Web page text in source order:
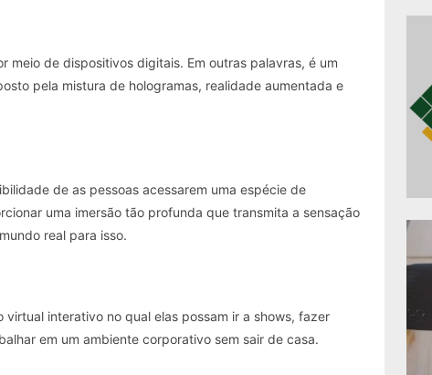
meio de dispositivos digitais. Em outras palavras, é um
pela mistura de hologramas, realidade aumentada e
de as pessoas acessarem uma espécie de
uma imersão tão profunda que transmita a sensação
real para isso.
interativo no qual elas possam ir a shows, fazer
em um ambiente corporativo sem sair de casa.